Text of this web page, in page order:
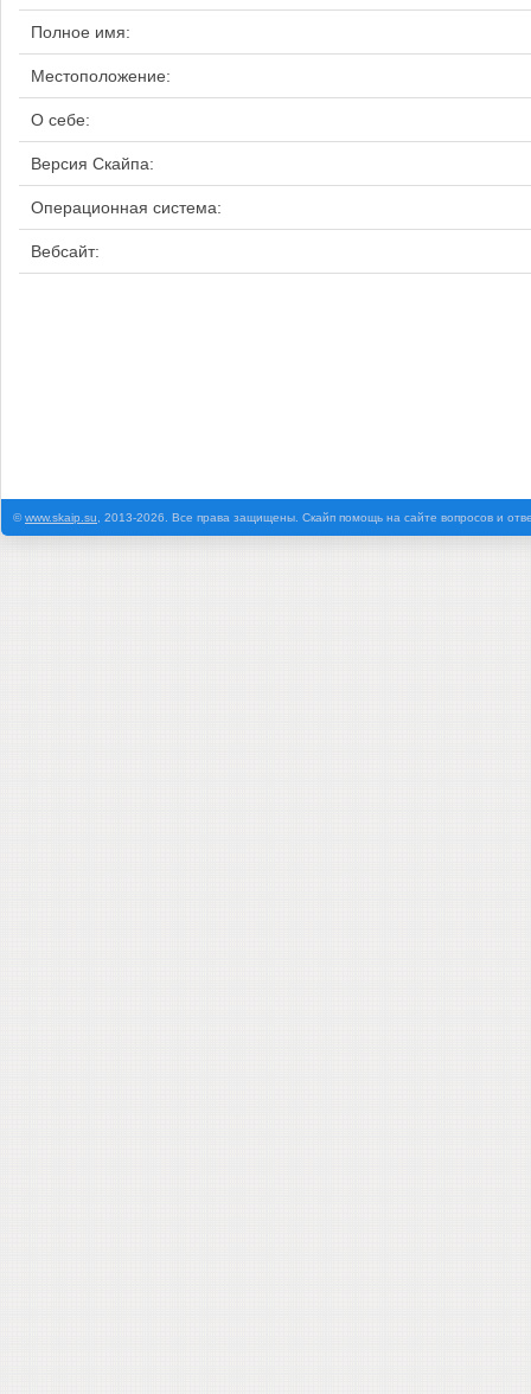
Полное имя:
Местоположение:
О себе:
Версия Скайпа:
Операционная система:
Вебсайт:
©www.skaip.su , 2013-2026. Все права защищены. Скайп помощь на сайте вопросов и